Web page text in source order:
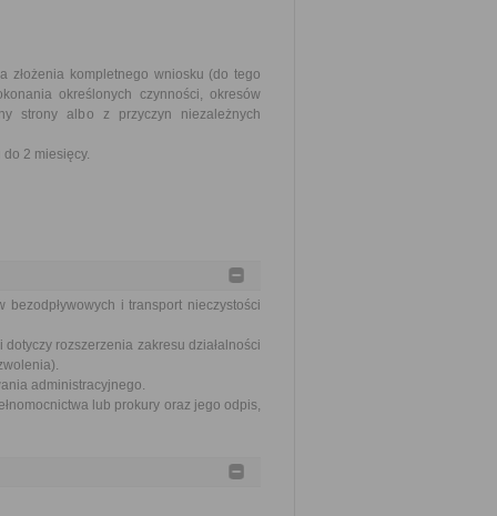
złożenia kompletnego wniosku (do tego
określonych czynności, okresów
strony albo z przyczyn niezależnych
2 miesięcy.
i transport nieczystości
rozszerzenia zakresu działalności
administracyjnego.
lub prokury oraz jego odpis,